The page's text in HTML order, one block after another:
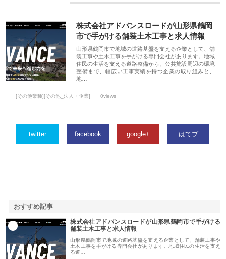
株式会社アドバンスロードが山形県鶴岡
市で手がける舗装土木工事と求人情報
山形県鶴岡市で地域の道路基盤を支える企業として、舗
装工事や土木工事を手がける専門会社があります。地域
住民の生活を支える道路整備から、公共施設周辺の環境
整備まで、幅広い工事実績を持つ企業の取り組みと、
地…
[その他業種][その他_法人・企業] 0views
twitter facebook google+ はてブ
おすすめ記事
株式会社アドバンスロードが山形県鶴岡市で手がける
舗装土木工事と求人情報
山形県鶴岡市で地域の道路基盤を支える企業として、舗装工事や
土木工事を手がける専門会社があります。地域住民の生活を支え
る道…